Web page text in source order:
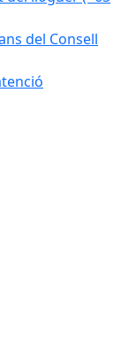
del Consell